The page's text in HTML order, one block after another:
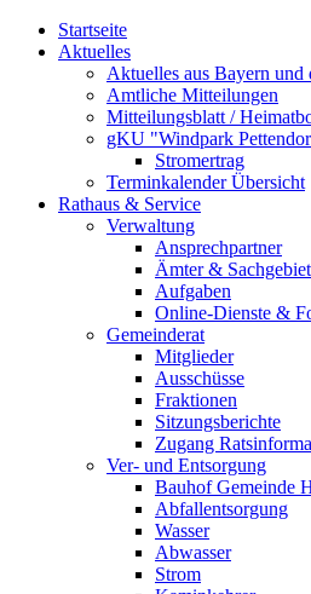
Startseite
Aktuelles
Aktuelles aus Bayern und
Amtliche Mitteilungen
Mitteilungsblatt /
gKU "Windpark
Stromertrag
Terminkalender Übersicht
Rathaus & Service
Verwaltung
Ansprechpartner
Ämter &
Aufgaben
Online-Dienste &
Gemeinderat
Mitglieder
Ausschüsse
Fraktionen
Sitzungsberichte
Zugang
Ver- und Entsorgung
Bauhof Gemeinde
Abfallentsorgung
Wasser
Abwasser
Strom